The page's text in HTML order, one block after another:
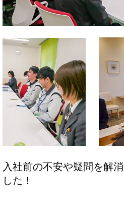
入社前の不安や疑問を解
した！